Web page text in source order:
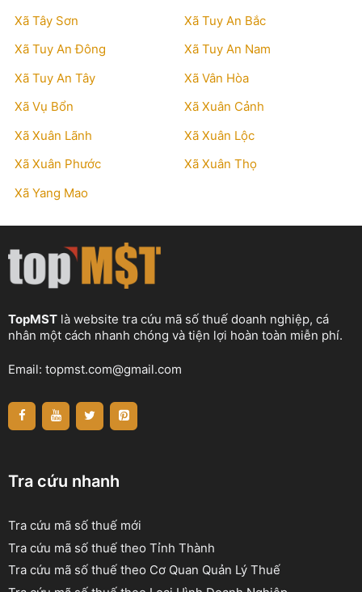
Xã Tây Sơn
Xã Tuy An Bắc
Xã Tuy An Đông
Xã Tuy An Nam
Xã Tuy An Tây
Xã Vân Hòa
Xã Vụ Bổn
Xã Xuân Cảnh
Xã Xuân Lãnh
Xã Xuân Lộc
Xã Xuân Phước
Xã Xuân Thọ
Xã Yang Mao
TopMST là website tra cứu mã số thuế doanh nghiệp, cá
nhân một cách nhanh chóng và tiện lợi hoàn toàn miễn phí.
Email: topmst.com@gmail.com
Tra cứu nhanh
Tra cứu mã số thuế mới
Tra cứu mã số thuế theo Tỉnh Thành
Tra cứu mã số thuế theo Cơ Quan Quản Lý Thuế